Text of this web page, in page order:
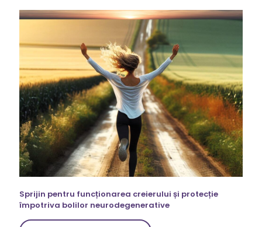
Sprijin pentru funcționarea creierului și protecție
împotriva bolilor neurodegenerative